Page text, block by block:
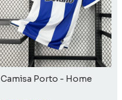
Camisa Porto - Home